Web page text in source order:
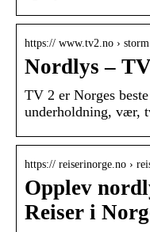
https:// www.tv2.no ›
Nordlys –
TV 2 er Norges
underholdning, vær,
https:// reiserinorge.no ›
Opplev
Reiser i